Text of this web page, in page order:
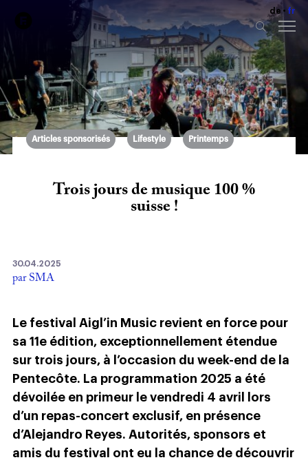
de fr
Articles sponsorisés Lifestyle Printemps
Trois jours de musique 100 %
suisse !
30.04.2025
par SMA
Le festival Aigl’in Music revient en force pour
sa 11e édition, exceptionnellement étendue
sur trois jours, à l’occasion du week-end de la
Pentecôte. La programmation 2025 a été
dévoilée en primeur le vendredi 4 avril lors
d’un repas-concert exclusif, en présence
d’Alejandro Reyes. Autorités, sponsors et
amis du festival ont eu la chance de découvrir